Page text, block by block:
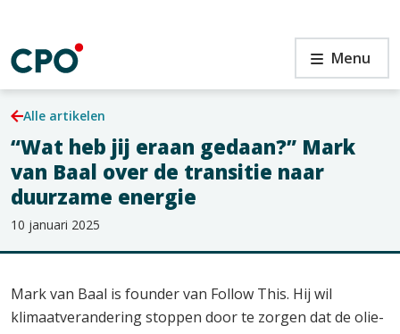
de
inhoud
“Wat
heb
jij
eraan
Mark
van
Baal
over
de
transitie
duurzame
energie
Menu
Sluiten
Zoeken
Alle artikelen
“Wat heb jij eraan gedaan?” Mark
van Baal over de transitie naar
duurzame energie
10 januari 2025
Mark van Baal is founder van Follow This. Hij wil
klimaatverandering stoppen door te zorgen dat de olie-